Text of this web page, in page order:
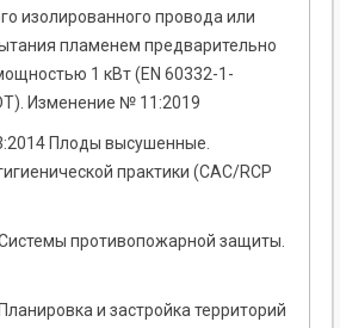
изолированного провода или
пламенем предварительно
1 кВт (EN 60332-1-
Изменение № 11:2019
Плоды высушенные.
практики (CAC/RCP
противопожарной защиты.
и застройка территорий